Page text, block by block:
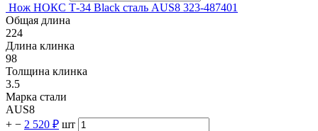
Нож НОКС Т-34 Black сталь AUS8 323-487401
Общая длина
224
Длина клинка
98
Толщина клинка
3.5
Марка стали
AUS8
+ − 2 520 ₽ шт